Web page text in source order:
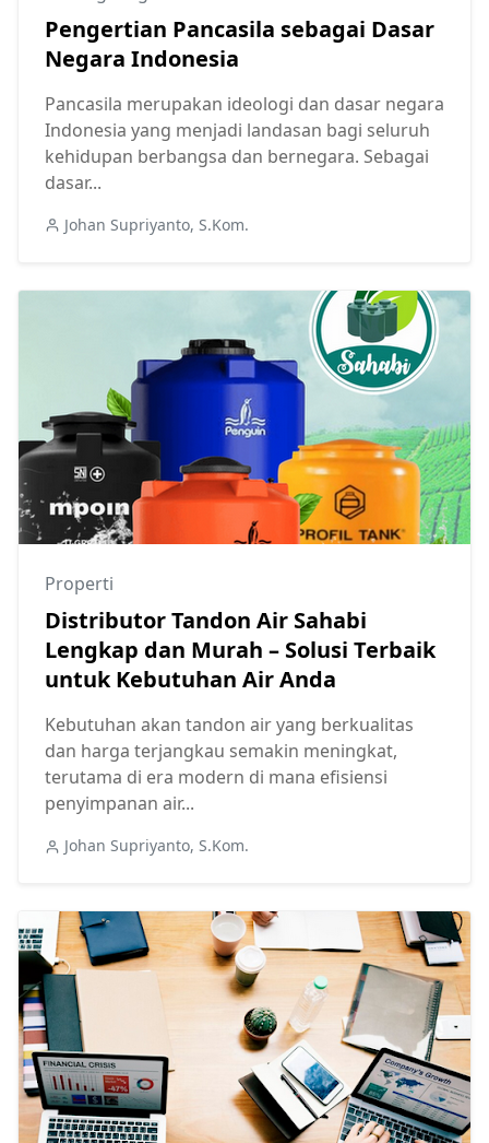
Pengertian Pancasila sebagai Dasar
Negara Indonesia
Pancasila merupakan ideologi dan dasar negara
Indonesia yang menjadi landasan bagi seluruh
kehidupan berbangsa dan bernegara. Sebagai
dasar...
Johan Supriyanto, S.Kom.
Properti
Distributor Tandon Air Sahabi
Lengkap dan Murah – Solusi Terbaik
untuk Kebutuhan Air Anda
Kebutuhan akan tandon air yang berkualitas
dan harga terjangkau semakin meningkat,
terutama di era modern di mana efisiensi
penyimpanan air...
Johan Supriyanto, S.Kom.